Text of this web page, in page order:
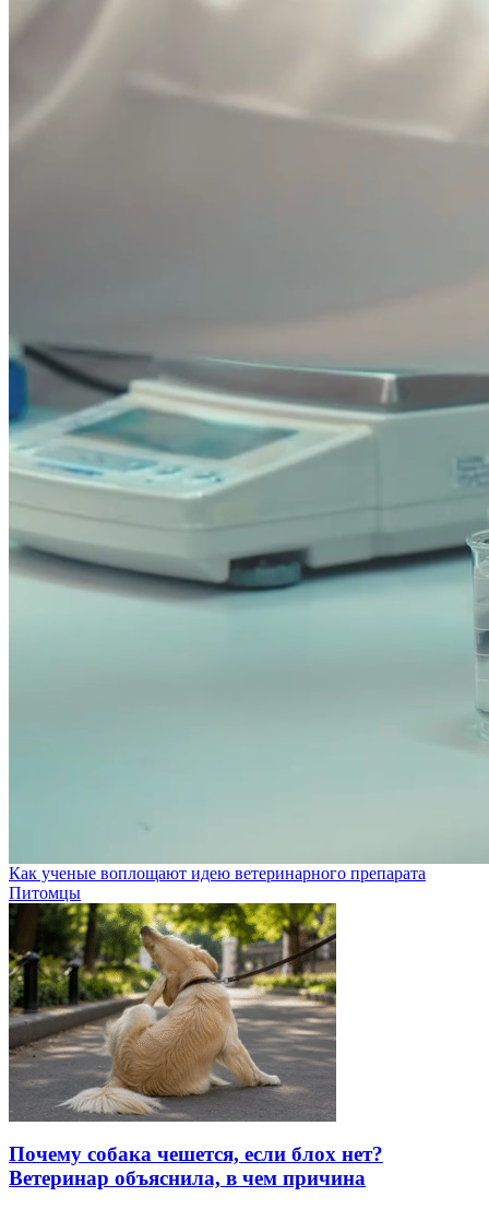
Как ученые воплощают идею ветеринарного препарата
Питомцы
Почему собака чешется, если блох нет?
Ветеринар объяснила, в чем причина